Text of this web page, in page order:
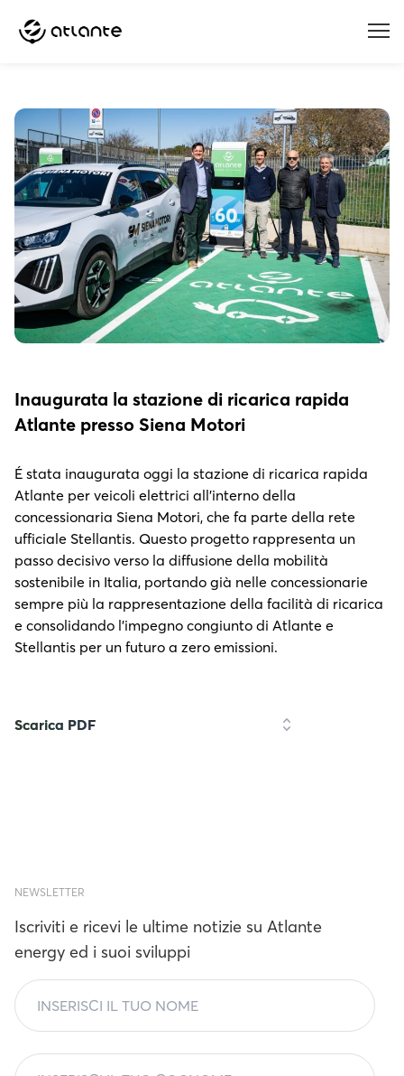
Menu
Inaugurata la stazione di ricarica rapida
Atlante presso Siena Motori
É stata inaugurata oggi la stazione di ricarica rapida
Atlante per veicoli elettrici all’interno della
concessionaria Siena Motori, che fa parte della rete
ufficiale Stellantis. Questo progetto rappresenta un
passo decisivo verso la diffusione della mobilità
sostenibile in Italia, portando già nelle concessionarie
sempre più la rappresentazione della facilità di ricarica
e consolidando l’impegno congiunto di Atlante e
Stellantis per un futuro a zero emissioni.
Scarica PDF
NEWSLETTER
Iscriviti e ricevi le ultime notizie su Atlante
energy ed i suoi sviluppi